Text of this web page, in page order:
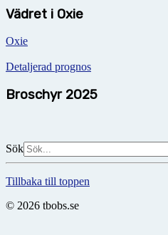
Vädret i Oxie
Oxie
Detaljerad prognos
Broschyr 2025
Sök
Tillbaka till toppen
© 2026 tbobs.se